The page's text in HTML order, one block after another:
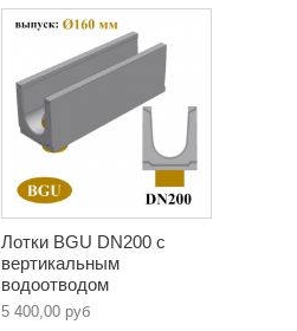
Лотки BGU DN200 с
вертикальным
водоотводом
5 400,00 руб